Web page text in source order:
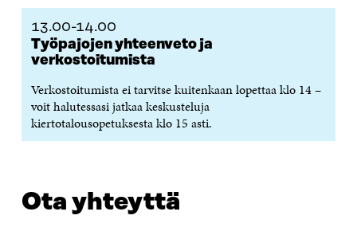
13.00-14.00
Työpajojen yhteenveto ja
verkostoitumista
Verkostoitumista ei tarvitse kuitenkaan lopettaa klo 14 –
voit halutessasi jatkaa keskusteluja
kiertotalousopetuksesta klo 15 asti.
Ota yhteyttä